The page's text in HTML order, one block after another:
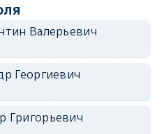
Валерьевич
Георгиевич
Григорьевич